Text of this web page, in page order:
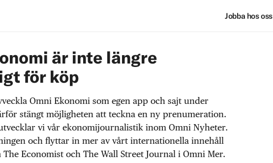
Jobba hos oss
är inte längre
för köp
Omni Ekonomi som egen app och sajt under
stängt möjligheten att teckna en ny prenumeration.
vi vår ekonomijournalistik inom Omni Nyheter.
och flyttar in mer av vårt internationella innehåll
Economist och The Wall Street Journal i Omni Mer.